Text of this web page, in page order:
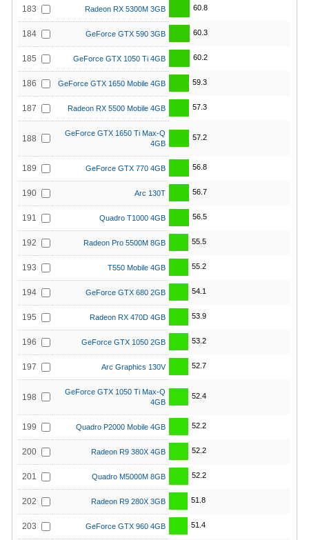
183 Radeon RX 5300M 3GB 60.8
184 GeForce GTX 590 3GB 60.3
185 GeForce GTX 1050 Ti 4GB 60.2
186 GeForce GTX 1650 Mobile 4GB 59.3
187 Radeon RX 5500 Mobile 4GB 57.3
188
GeForce GTX 1650 Ti Max-Q
4GB
57.2
189 GeForce GTX 770 4GB 56.8
190 Arc 130T 56.7
191 Quadro T1000 4GB 56.5
192 Radeon Pro 5500M 8GB 55.5
193 T550 Mobile 4GB 55.2
194 GeForce GTX 680 2GB 54.1
195 Radeon RX 470D 4GB 53.9
196 GeForce GTX 1050 2GB 53.2
197 Arc Graphics 130V 52.7
198
GeForce GTX 1050 Ti Max-Q
4GB
52.4
199 Quadro P2000 Mobile 4GB 52.2
200 Radeon R9 380X 4GB 52.2
201 Quadro M5000M 8GB 52.2
202 Radeon R9 280X 3GB 51.8
203 GeForce GTX 960 4GB 51.4